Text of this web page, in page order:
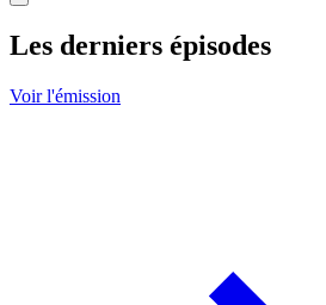
Les derniers épisodes
Voir l'émission